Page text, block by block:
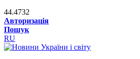
44.4732
Авторизація
Пошук
RU